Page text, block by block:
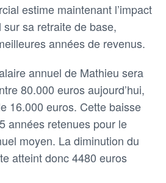
estime maintenant l’impact
sa retraite de base,
années de revenus.
annuel de Mathieu sera
80.000 euros aujourd’hui,
16.000 euros. Cette baisse
années retenues pour le
moyen. La diminution du
atteint donc 4480 euros